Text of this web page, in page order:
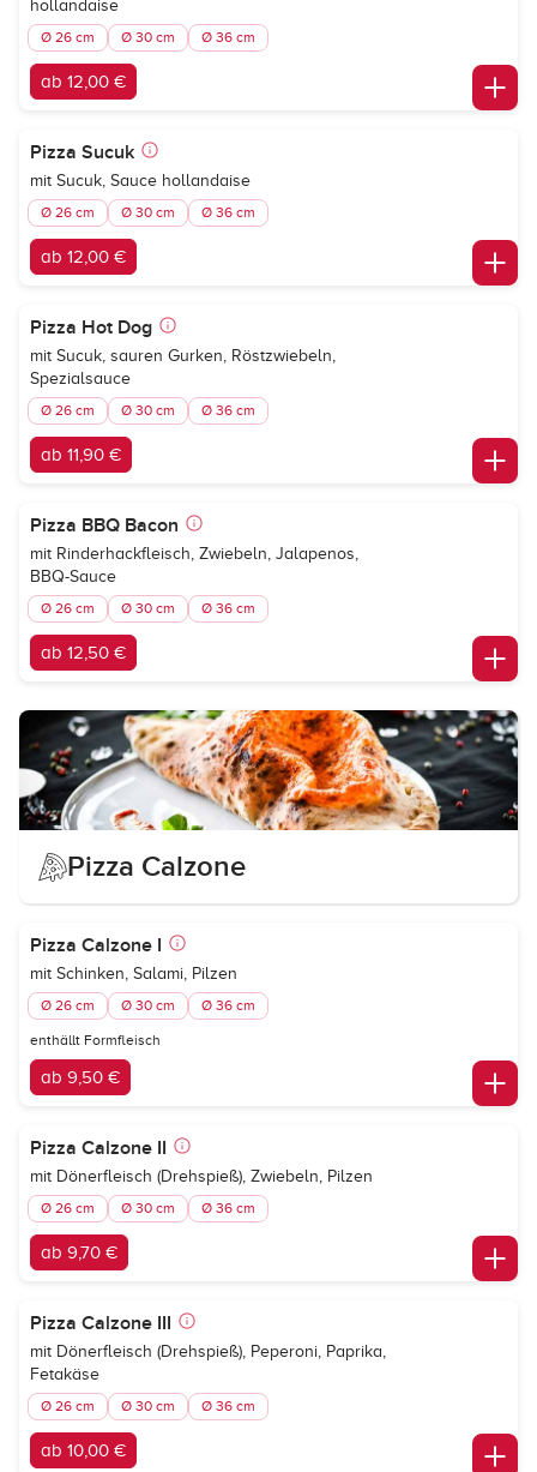
hollandaise
Ø 26 cm Ø 30 cm Ø 36 cm
ab 12,00 €
Pizza Sucuk
mit Sucuk, Sauce hollandaise
Ø 26 cm Ø 30 cm Ø 36 cm
ab 12,00 €
Pizza Hot Dog
mit Sucuk, sauren Gurken, Röstzwiebeln,
Spezialsauce
Ø 26 cm Ø 30 cm Ø 36 cm
ab 11,90 €
Pizza BBQ Bacon
mit Rinderhackfleisch, Zwiebeln, Jalapenos,
BBQ-Sauce
Ø 26 cm Ø 30 cm Ø 36 cm
ab 12,50 €
Pizza Calzone
Pizza Calzone I
mit Schinken, Salami, Pilzen
Ø 26 cm Ø 30 cm Ø 36 cm
enthällt Formfleisch
ab 9,50 €
Pizza Calzone II
mit Dönerfleisch (Drehspieß), Zwiebeln, Pilzen
Ø 26 cm Ø 30 cm Ø 36 cm
ab 9,70 €
Pizza Calzone III
mit Dönerfleisch (Drehspieß), Peperoni, Paprika,
Fetakäse
Ø 26 cm Ø 30 cm Ø 36 cm
ab 10,00 €